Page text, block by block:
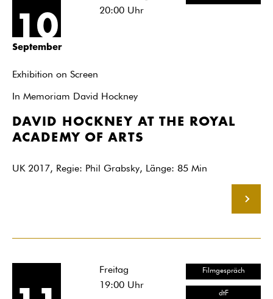
10
September
20:00Uhr
Exhibition on Screen
In Memoriam David Hockney
DAVID HOCKNEY AT THE ROYAL
ACADEMY OF ARTS
UK 2017, Regie: Phil Grabsky, Länge: 85 Min
Freitag
19:00Uhr
Filmgespräch
dtF